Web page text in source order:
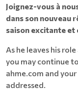
Joignez-vous à
dans son nouveau
saison excitante et
As he leaves his
you may continue
ahme.com and
addressed.